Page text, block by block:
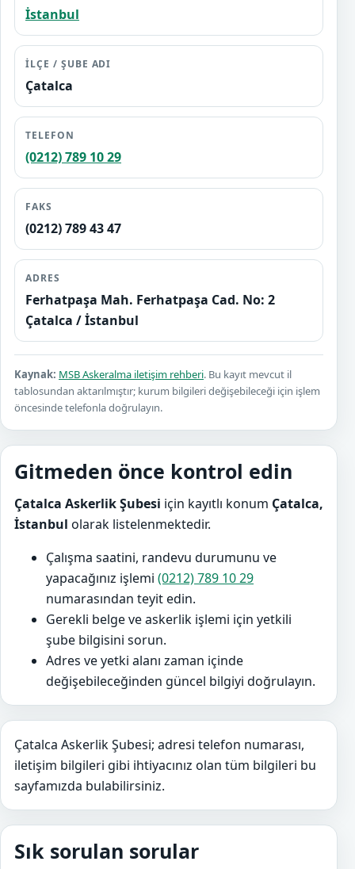
İstanbul
İLÇE / ŞUBE ADI
Çatalca
TELEFON
(0212) 789 10 29
FAKS
(0212) 789 43 47
ADRES
Ferhatpaşa Mah. Ferhatpaşa Cad. No: 2
Çatalca / İstanbul
Kaynak: MSB Askeralma iletişim rehberi. Bu kayıt mevcut il
tablosundan aktarılmıştır; kurum bilgileri değişebileceği için işlem
öncesinde telefonla doğrulayın.
Gitmeden önce kontrol edin
Çatalca Askerlik Şubesi için kayıtlı konum Çatalca,
İstanbul olarak listelenmektedir.
Çalışma saatini, randevu durumunu ve
yapacağınız işlemi (0212) 789 10 29
numarasından teyit edin.
Gerekli belge ve askerlik işlemi için yetkili
şube bilgisini sorun.
Adres ve yetki alanı zaman içinde
değişebileceğinden güncel bilgiyi doğrulayın.
Çatalca Askerlik Şubesi; adresi telefon numarası,
iletişim bilgileri gibi ihtiyacınız olan tüm bilgileri bu
sayfamızda bulabilirsiniz.
Sık sorulan sorular